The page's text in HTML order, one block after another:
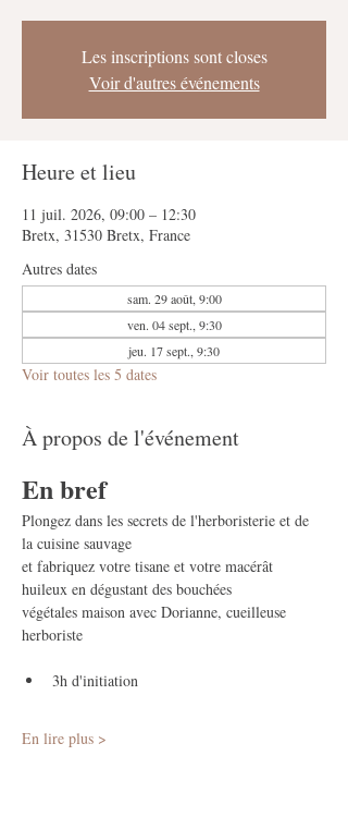
Les inscriptions sont closes
Voir d'autres événements
Heure et lieu
11 juil. 2026, 09:00 – 12:30
Bretx, 31530 Bretx, France
Autres dates
sam. 29 août, 9:00
ven. 04 sept., 9:30
jeu. 17 sept., 9:30
Voir toutes les 5 dates
À propos de l'événement
En bref
Plongez dans les secrets de l'herboristerie et de
la cuisine sauvage
et fabriquez votre tisane et votre macérât
huileux en dégustant des bouchées
végétales maison avec Dorianne, cueilleuse
herboriste
3h d'initiation
En lire plus >